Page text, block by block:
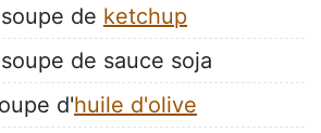
de ketchup
de sauce soja
d'huile d'olive